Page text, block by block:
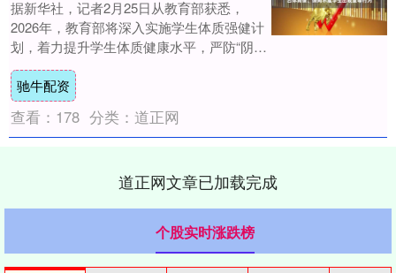
据新华社，记者2月25日从教育部获悉，
2026年，教育部将深入实施学生体质强健计
划，着力提升学生体质健康水平，严防“阴阳
课表”，严查挤占体育课、课间不准学生出
教....
驰牛配资
查看： 178 分类： 道正网
道正网文章已加载完成
个股实时涨跌榜